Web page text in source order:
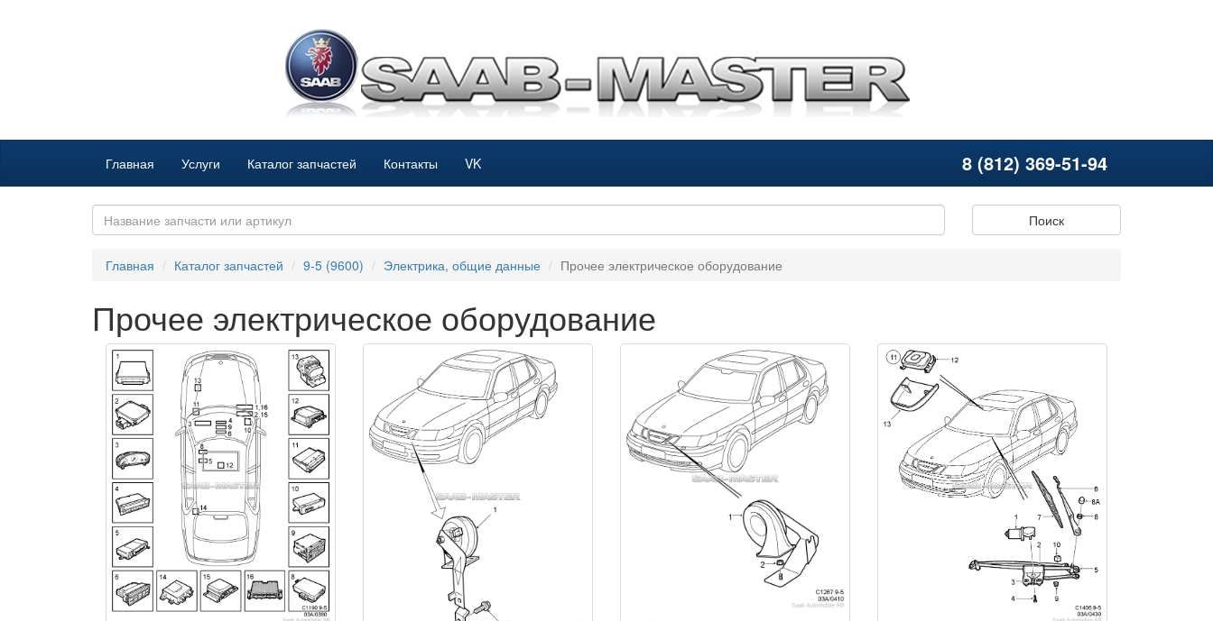
Главная Услуги Каталог запчастей Контакты VK 8 (812) 369-51-94
Поиск
Главная Каталог запчастей 9-5 (9600) Электрика, общие данные Прочее электрическое оборудование
Прочее электрическое оборудование